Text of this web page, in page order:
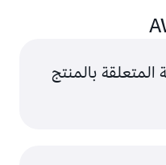
المتعلقة بالمنتج